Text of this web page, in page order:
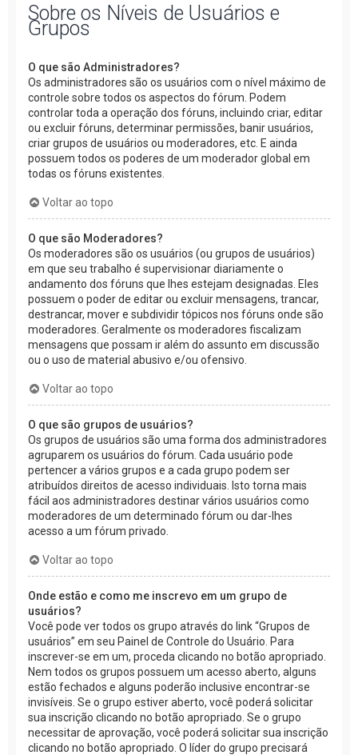
Sobre os Níveis de Usuários e
Grupos
O que são Administradores?
Os administradores são os usuários com o nível máximo de
controle sobre todos os aspectos do fórum. Podem
controlar toda a operação dos fóruns, incluindo criar, editar
ou excluir fóruns, determinar permissões, banir usuários,
criar grupos de usuários ou moderadores, etc. E ainda
possuem todos os poderes de um moderador global em
todas os fóruns existentes.
Voltar ao topo
O que são Moderadores?
Os moderadores são os usuários (ou grupos de usuários)
em que seu trabalho é supervisionar diariamente o
andamento dos fóruns que lhes estejam designadas. Eles
possuem o poder de editar ou excluir mensagens, trancar,
destrancar, mover e subdividir tópicos nos fóruns onde são
moderadores. Geralmente os moderadores fiscalizam
mensagens que possam ir além do assunto em discussão
ou o uso de material abusivo e/ou ofensivo.
Voltar ao topo
O que são grupos de usuários?
Os grupos de usuários são uma forma dos administradores
agruparem os usuários do fórum. Cada usuário pode
pertencer a vários grupos e a cada grupo podem ser
atribuídos direitos de acesso individuais. Isto torna mais
fácil aos administradores destinar vários usuários como
moderadores de um determinado fórum ou dar-lhes
acesso a um fórum privado.
Voltar ao topo
Onde estão e como me inscrevo em um grupo de
usuários?
Você pode ver todos os grupo através do link “Grupos de
usuários” em seu Painel de Controle do Usuário. Para
inscrever-se em um, proceda clicando no botão apropriado.
Nem todos os grupos possuem um acesso aberto, alguns
estão fechados e alguns poderão inclusive encontrar-se
invisíveis. Se o grupo estiver aberto, você poderá solicitar
sua inscrição clicando no botão apropriado. Se o grupo
necessitar de aprovação, você poderá solicitar sua inscrição
clicando no botão apropriado. O líder do grupo precisará